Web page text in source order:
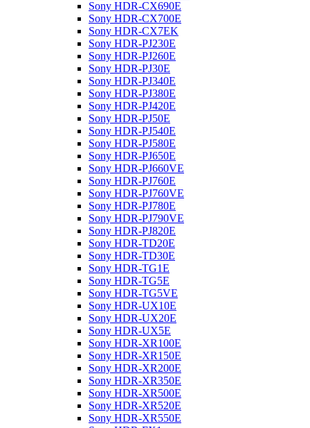
Sony HDR-CX690E
Sony HDR-CX700E
Sony HDR-CX7EK
Sony HDR-PJ230E
Sony HDR-PJ260E
Sony HDR-PJ30E
Sony HDR-PJ340E
Sony HDR-PJ380E
Sony HDR-PJ420E
Sony HDR-PJ50E
Sony HDR-PJ540E
Sony HDR-PJ580E
Sony HDR-PJ650E
Sony HDR-PJ660VE
Sony HDR-PJ760E
Sony HDR-PJ760VE
Sony HDR-PJ780E
Sony HDR-PJ790VE
Sony HDR-PJ820E
Sony HDR-TD20E
Sony HDR-TD30E
Sony HDR-TG1E
Sony HDR-TG5E
Sony HDR-TG5VE
Sony HDR-UX10E
Sony HDR-UX20E
Sony HDR-UX5E
Sony HDR-XR100E
Sony HDR-XR150E
Sony HDR-XR200E
Sony HDR-XR350E
Sony HDR-XR500E
Sony HDR-XR520E
Sony HDR-XR550E